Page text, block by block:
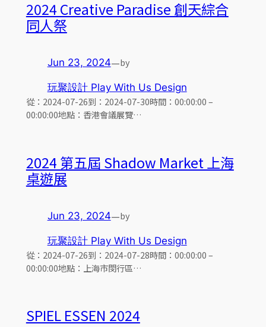
2024 Creative Paradise 創天綜合
同人祭
Jun 23, 2024—by
玩聚設計 Play With Us Design
從：2024-07-26到：2024-07-30時間：00:00:00 –
00:00:00地點：香港會議展覽…
2024 第五屆 Shadow Market 上海
桌遊展
Jun 23, 2024—by
玩聚設計 Play With Us Design
從：2024-07-26到：2024-07-28時間：00:00:00 –
00:00:00地點：上海市閔行區…
SPIEL ESSEN 2024